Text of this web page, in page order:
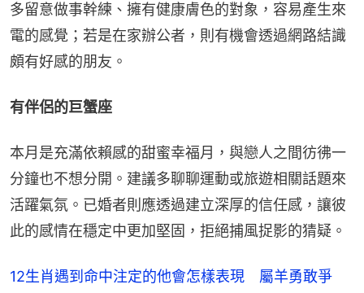
多留意做事幹練、擁有健康膚色的對象，容易產生來
電的感覺；若是在家辦公者，則有機會透過網路結識
頗有好感的朋友。
有伴侶的巨蟹座
本月是充滿依賴感的甜蜜幸福月，與戀人之間彷彿一
分鐘也不想分開。建議多聊聊運動或旅遊相關話題來
活躍氣氛。已婚者則應透過建立深厚的信任感，讓彼
此的感情在穩定中更加堅固，拒絕捕風捉影的猜疑。
12生肖遇到命中注定的他會怎樣表現 屬羊勇敢爭